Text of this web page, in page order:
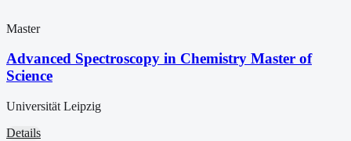
Master
Advanced Spectroscopy in Chemistry Master of
Science
Universität Leipzig
Details